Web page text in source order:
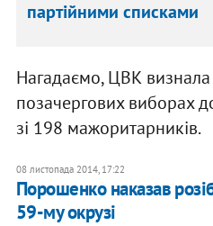
партійними списками
Нагадаємо, ЦВК
позачергових виборах
зі 198 мажоритарників.
08 листопада 2014, 17:22
Порошенко наказав
59-му окрузі